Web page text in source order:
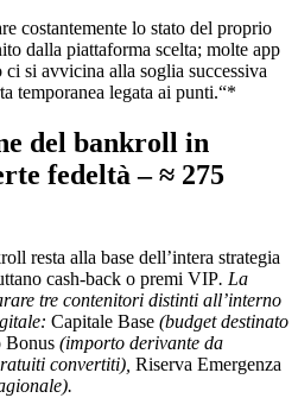
costantemente lo stato del proprio
dalla piattaforma scelta; molte app
si avvicina alla soglia successiva
temporanea legata ai punti.“*
del bankroll in
fedeltà – ≈ 275
resta alla base dell’intera strategia
cash‑back o premi VIP. La
tre contenitori distinti all’interno
Capitale Base (budget destinato
Bonus (importo derivante da
convertiti), Riserva Emergenza